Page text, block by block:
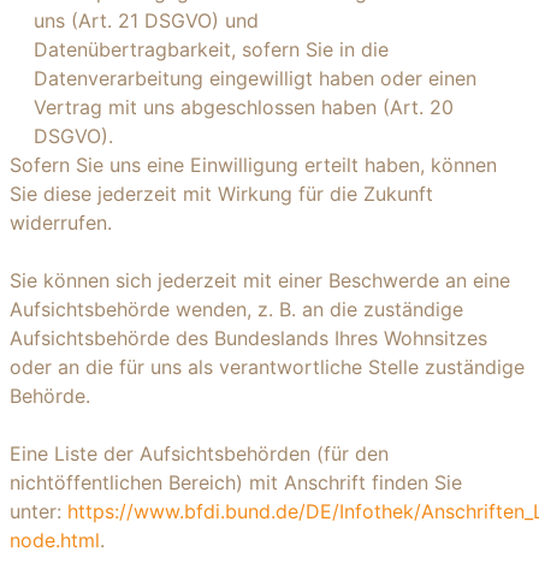
uns (Art. 21 DSGVO) und
Datenübertragbarkeit, sofern Sie in die
Datenverarbeitung eingewilligt haben oder einen
Vertrag mit uns abgeschlossen haben (Art. 20
DSGVO).
Sofern Sie uns eine Einwilligung erteilt haben, können
Sie diese jederzeit mit Wirkung für die Zukunft
widerrufen.
Sie können sich jederzeit mit einer Beschwerde an eine
Aufsichtsbehörde wenden, z. B. an die zuständige
Aufsichtsbehörde des Bundeslands Ihres Wohnsitzes
oder an die für uns als verantwortliche Stelle zuständige
Behörde.
Eine Liste der Aufsichtsbehörden (für den
nichtöffentlichen Bereich) mit Anschrift finden Sie
unter: https://www.bfdi.bund.de/DE/Infothek/
node.html.